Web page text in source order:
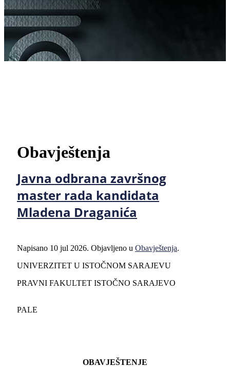
Obavještenja
Javna odbrana završnog
master rada kandidata
Mladena Draganića
Napisano 10 jul 2026. Objavljeno u Obavještenja.
UNIVERZITET U ISTOČNOM SARAJEVU
PRAVNI FAKULTET ISTOČNO SARAJEVO
PALE
OBAVJEŠTENJE